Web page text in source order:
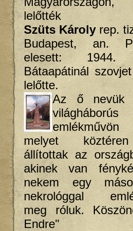
lelőtték
Szüts Károly rep.
Budapest, an.
elesett:
Bátaapátinál
lelőtte.
Az ő
melyet
állítottak az
akinek van
nekem egy
nekrológgal
meg róluk.
Endre"